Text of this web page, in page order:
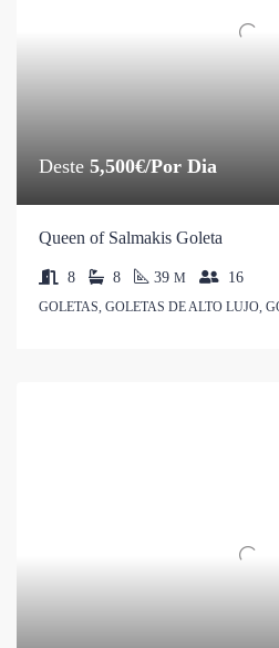
Deste 5,500€/Por Dia
Queen of Salmakis Goleta
8 8 39 M 16
GOLETAS, GOLETAS DE ALTO LUJO,